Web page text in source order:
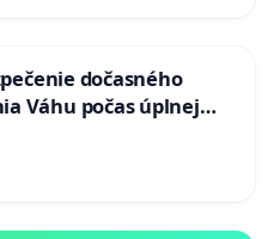
dočasného
Váhu počas úplnej
v Komárne